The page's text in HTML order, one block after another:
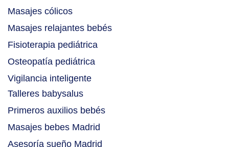
Masajes cólicos
Masajes relajantes bebés
Fisioterapia pediátrica
Osteopatía pediátrica
Vigilancia inteligente
Talleres babysalus
Primeros auxilios bebés
Masajes bebes Madrid
Asesoría sueño Madrid